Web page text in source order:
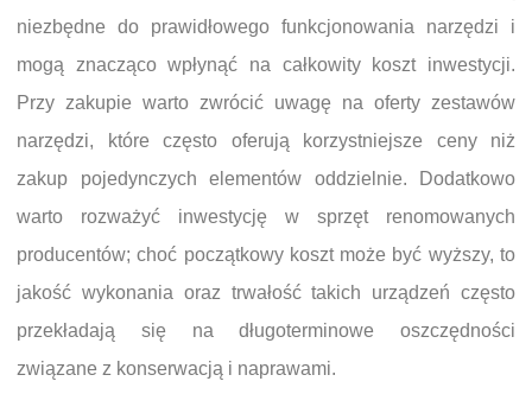
niezbędne do prawidłowego funkcjonowania narzędzi i
mogą znacząco wpłynąć na całkowity koszt inwestycji.
Przy zakupie warto zwrócić uwagę na oferty zestawów
narzędzi, które często oferują korzystniejsze ceny niż
zakup pojedynczych elementów oddzielnie. Dodatkowo
warto rozważyć inwestycję w sprzęt renomowanych
producentów; choć początkowy koszt może być wyższy, to
jakość wykonania oraz trwałość takich urządzeń często
przekładają się na długoterminowe oszczędności
związane z konserwacją i naprawami.